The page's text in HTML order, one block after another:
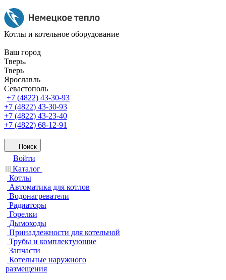
Котлы и котельное оборудование
Ваш город
Тверь
Тверь
Ярославль
Севастополь
+7 (4822) 43-30-93
+7 (4822) 43-30-93
+7 (4822) 43-23-40
+7 (4822) 68-12-91
Поиск
Войти
Каталог
Котлы
Автоматика для котлов
Водонагреватели
Радиаторы
Горелки
Дымоходы
Принадлежности для котельной
Трубы и комплектующие
Запчасти
Котельные наружного
размещения